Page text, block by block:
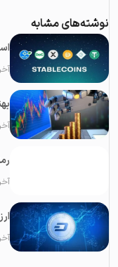
نوشته‌های مشابه